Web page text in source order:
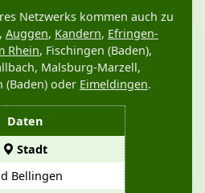
Daten
Stadt
Bellingen
Netzwerks kommen auch zu
, Auggen, Kandern, Efringen-
Rhein, Fischingen (Baden),
Malsburg-Marzell,
(Baden) oder Eimeldingen.